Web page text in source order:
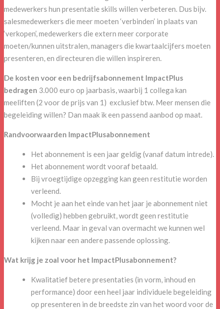
medewerkers hun presentatie skills willen verbeteren. Dus bijv.
salesmedewerkers die meer moeten ‘verbinden’ in plaats van
‘verkopen’, medewerkers die extern meer corporate
moeten/kunnen uitstralen, managers die kwartaalcijfers moeten
presenteren, en directeuren die willen inspireren.
De kosten voor een bedrijfsabonnement ImpactPlus
bedragen 3.000 euro op jaarbasis, waarbij 1 collega kan
meeliften (2 voor de prijs van 1) exclusief btw. Meer mensen die
begeleiding willen? Dan maak ik een passend aanbod op maat.
Randvoorwaarden ImpactPlusabonnement
Het abonnement is een jaar geldig (vanaf datum intrede).
Het abonnement wordt vooraf betaald.
Bij vroegtijdige opzegging kan geen restitutie worden
verleend.
Mocht je aan het einde van het jaar je abonnement niet
(volledig) hebben gebruikt, wordt geen restitutie
verleend. Maar in geval van overmacht we kunnen wel
kijken naar een andere passende oplossing.
Wat krijg je zoal voor het ImpactPlusabonnement?
Kwalitatief betere presentaties (in vorm, inhoud en
performance) door een heel jaar individuele begeleiding
op presenteren in de breedste zin van het woord voor de